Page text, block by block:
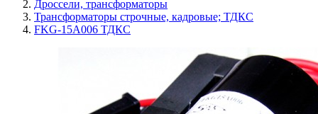
Дроссели, трансформаторы
Трансформаторы строчные, кадровые; ТДКС
FKG-15A006 ТДКС